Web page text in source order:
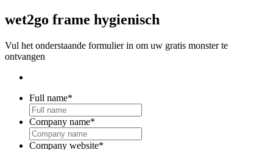
wet2go frame hygienisch
Vul het onderstaande formulier in om uw gratis monster te
ontvangen
Full name*
Company name*
Company website*